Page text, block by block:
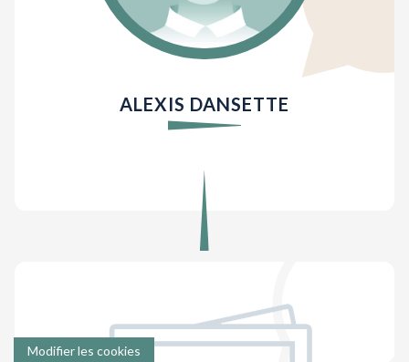
Modifier les cookies
ALEXIS DANSETTE